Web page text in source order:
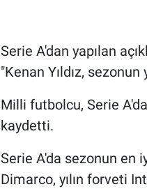
Serie A'dan yapılan
"Kenan Yıldız, sezonun
Milli futbolcu, Serie
kaydetti.
Serie A'da sezonun en
Dimarco, yılın forveti